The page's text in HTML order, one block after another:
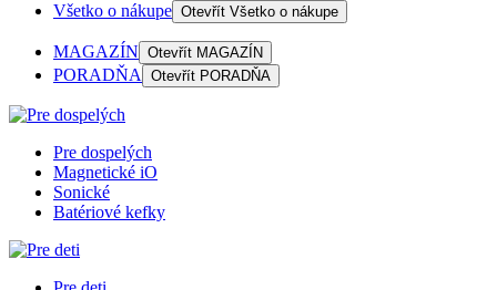
Všetko o nákupe Otevřít Všetko o nákupe
MAGAZÍN Otevřít MAGAZÍN
PORADŇA Otevřít PORADŇA
Pre dospelých
Magnetické iO
Sonické
Batériové kefky